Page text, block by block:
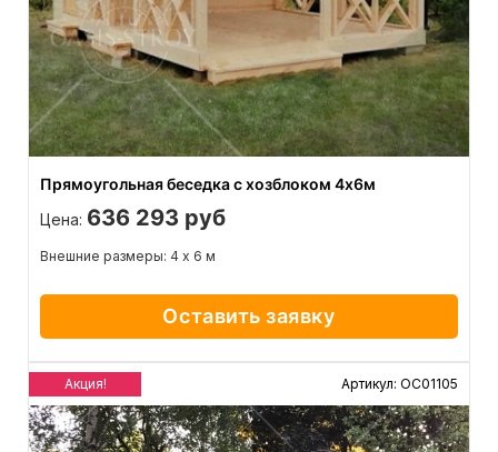
Прямоугольная беседка с хозблоком 4х6м
Цена: 636 293 руб
Внешние размеры: 4 х 6 м
Оставить заявку
Акция! Артикул: ОС01105